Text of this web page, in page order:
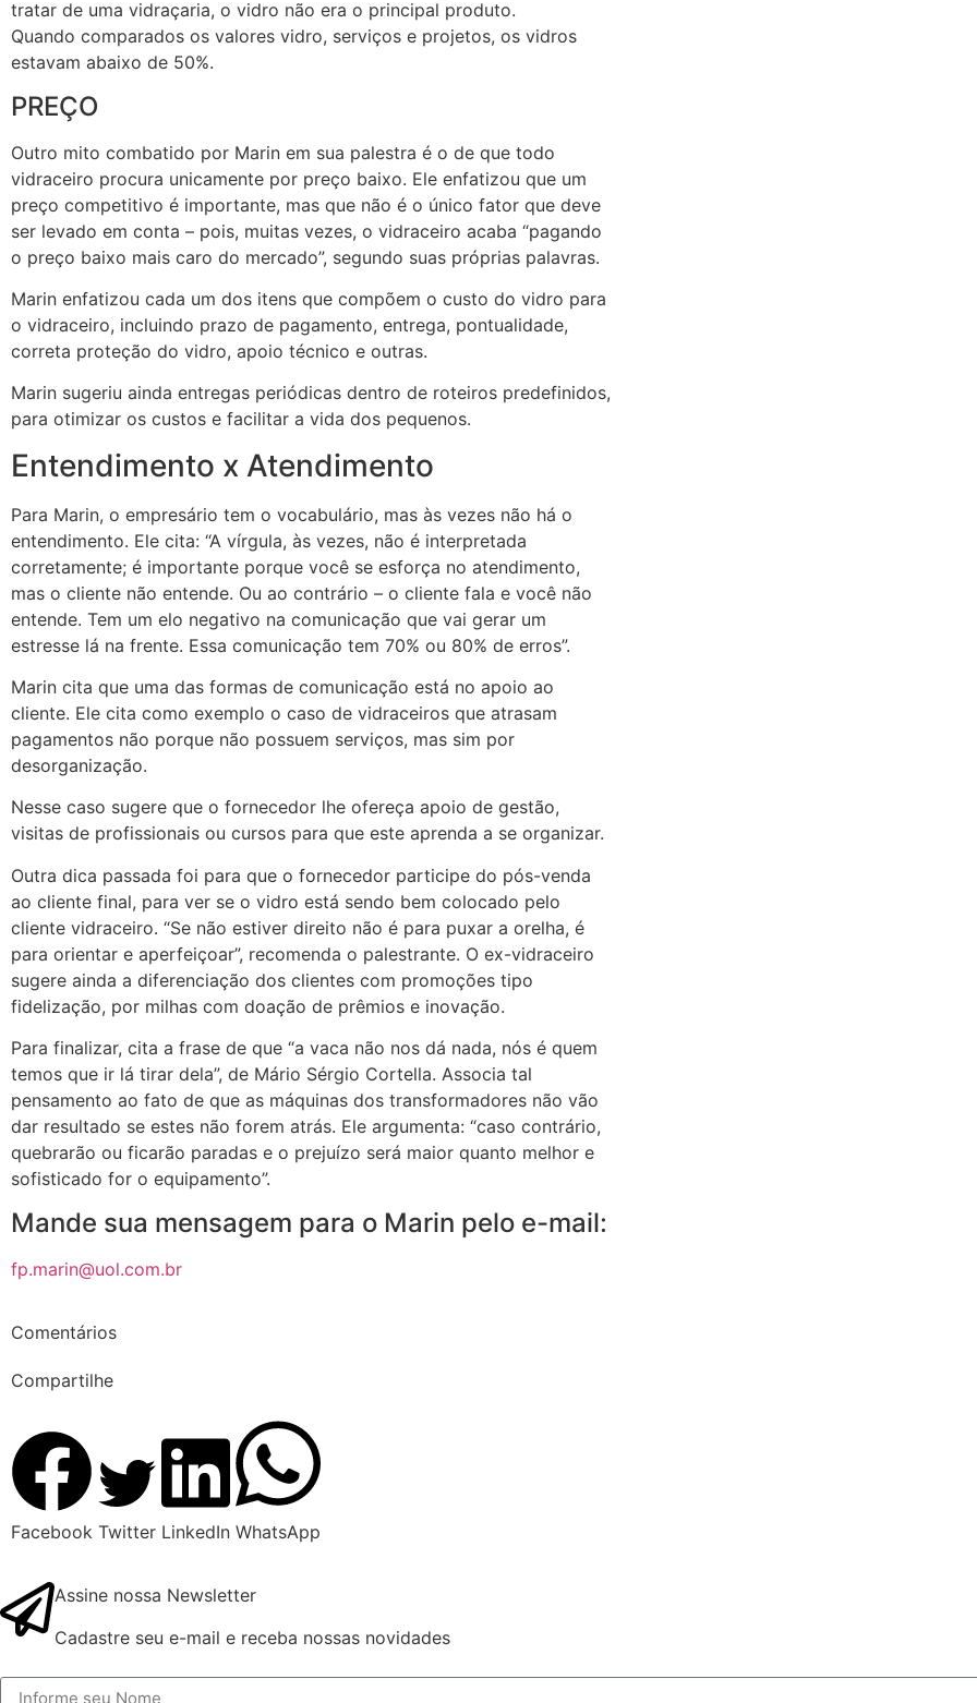
tratar de uma vidraçaria, o vidro não era o principal produto.
Quando comparados os valores vidro, serviços e projetos, os vidros
estavam abaixo de 50%.
PREÇO
Outro mito combatido por Marin em sua palestra é o de que todo
vidraceiro procura unicamente por preço baixo. Ele enfatizou que um
preço competitivo é importante, mas que não é o único fator que deve
ser levado em conta – pois, muitas vezes, o vidraceiro acaba “pagando
o preço baixo mais caro do mercado”, segundo suas próprias palavras.
Marin enfatizou cada um dos itens que compõem o custo do vidro para
o vidraceiro, incluindo prazo de pagamento, entrega, pontualidade,
correta proteção do vidro, apoio técnico e outras.
Marin sugeriu ainda entregas periódicas dentro de roteiros predefinidos,
para otimizar os custos e facilitar a vida dos pequenos.
Entendimento x Atendimento
Para Marin, o empresário tem o vocabulário, mas às vezes não há o
entendimento. Ele cita: “A vírgula, às vezes, não é interpretada
corretamente; é importante porque você se esforça no atendimento,
mas o cliente não entende. Ou ao contrário – o cliente fala e você não
entende. Tem um elo negativo na comunicação que vai gerar um
estresse lá na frente. Essa comunicação tem 70% ou 80% de erros”.
Marin cita que uma das formas de comunicação está no apoio ao
cliente. Ele cita como exemplo o caso de vidraceiros que atrasam
pagamentos não porque não possuem serviços, mas sim por
desorganização.
Nesse caso sugere que o fornecedor lhe ofereça apoio de gestão,
visitas de profissionais ou cursos para que este aprenda a se organizar.
Outra dica passada foi para que o fornecedor participe do pós-venda
ao cliente final, para ver se o vidro está sendo bem colocado pelo
cliente vidraceiro. “Se não estiver direito não é para puxar a orelha, é
para orientar e aperfeiçoar”, recomenda o palestrante. O ex-vidraceiro
sugere ainda a diferenciação dos clientes com promoções tipo
fidelização, por milhas com doação de prêmios e inovação.
Para finalizar, cita a frase de que “a vaca não nos dá nada, nós é quem
temos que ir lá tirar dela”, de Mário Sérgio Cortella. Associa tal
pensamento ao fato de que as máquinas dos transformadores não vão
dar resultado se estes não forem atrás. Ele argumenta: “caso contrário,
quebrarão ou ficarão paradas e o prejuízo será maior quanto melhor e
sofisticado for o equipamento”.
Mande sua mensagem para o Marin pelo e-mail:
fp.marin@uol.com.br
Comentários
Compartilhe
Facebook Twitter LinkedIn WhatsApp
Assine nossa Newsletter
Cadastre seu e-mail e receba nossas novidades